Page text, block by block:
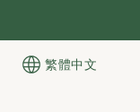
繁體中文